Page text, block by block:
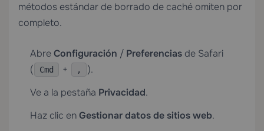
métodos estándar de borrado de caché omiten por
completo.
AbreConfiguración / Preferencias de Safari
(
Cmd + ,
).
Ve a la pestaña Privacidad.
Haz clic enGestionar datos de sitios web.